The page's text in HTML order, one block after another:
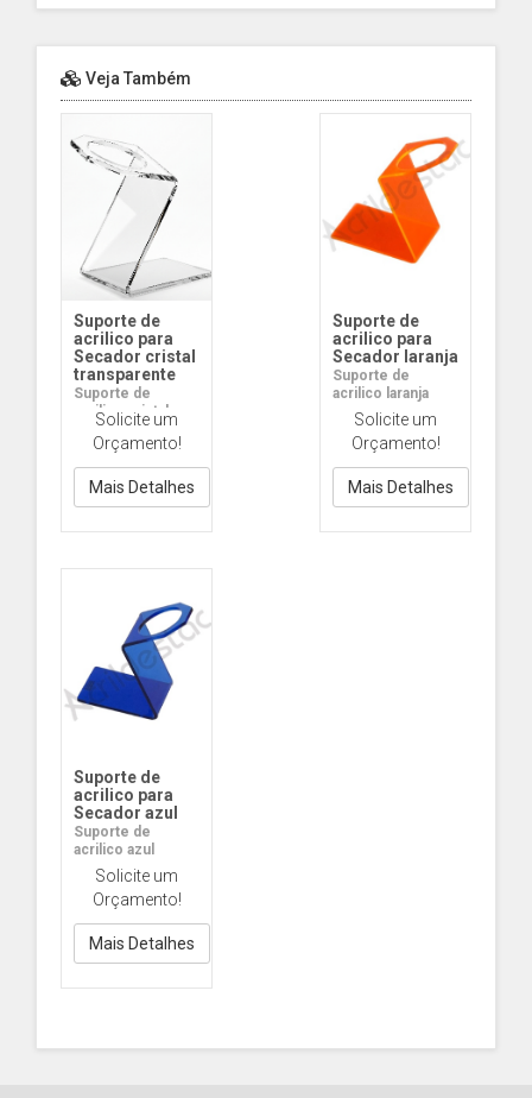
Veja Também
Suporte de
acrilico para
Secador cristal
transparente
Suporte de
acrilico cristal
transparente
Solicite um
Orçamento!
Mais Detalhes
Suporte de
acrilico para
Secador laranja
Suporte de
acrilico laranja
Solicite um
Orçamento!
Mais Detalhes
Suporte de
acrilico para
Secador azul
Suporte de
acrilico azul
Solicite um
Orçamento!
Mais Detalhes